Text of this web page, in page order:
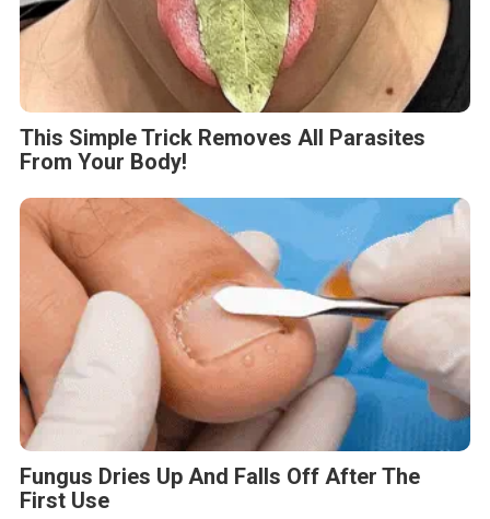
This Simple Trick Removes All Parasites
From Your Body!
Fungus Dries Up And Falls Off After The
First Use